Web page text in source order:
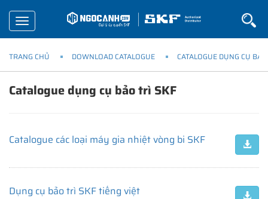
Toggle
navigation
TRANG CHỦ DOWNLOAD CATALOGUE CATALOGUE DỤNG CỤ
Catalogue dụng cụ bảo trì SKF
Catalogue các loại máy gia nhiệt vòng bi SKF
Dụng cụ bảo trì SKF tiếng việt